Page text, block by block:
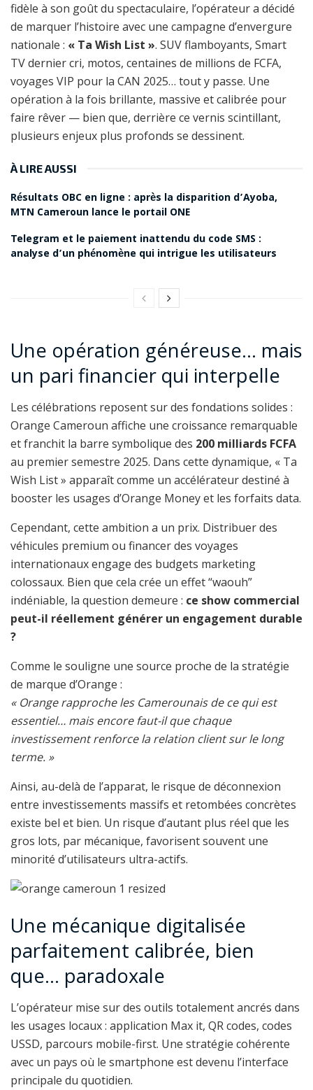
fidèle à son goût du spectaculaire, l’opérateur a décidé
de marquer l’histoire avec une campagne d’envergure
nationale : « Ta Wish List ». SUV flamboyants, Smart
TV dernier cri, motos, centaines de millions de FCFA,
voyages VIP pour la CAN 2025… tout y passe. Une
opération à la fois brillante, massive et calibrée pour
faire rêver — bien que, derrière ce vernis scintillant,
plusieurs enjeux plus profonds se dessinent.
À LIRE AUSSI
Résultats OBC en ligne : après la disparition d’Ayoba,
MTN Cameroun lance le portail ONE
Telegram et le paiement inattendu du code SMS :
analyse d’un phénomène qui intrigue les utilisateurs
Une opération généreuse… mais
un pari financier qui interpelle
Les célébrations reposent sur des fondations solides :
Orange Cameroun affiche une croissance remarquable
et franchit la barre symbolique des 200 milliards FCFA
au premier semestre 2025. Dans cette dynamique, « Ta
Wish List » apparaît comme un accélérateur destiné à
booster les usages d’Orange Money et les forfaits data.
Cependant, cette ambition a un prix. Distribuer des
véhicules premium ou financer des voyages
internationaux engage des budgets marketing
colossaux. Bien que cela crée un effet “waouh”
indéniable, la question demeure : ce show commercial
peut-il réellement générer un engagement durable
?
Comme le souligne une source proche de la stratégie
de marque d’Orange :
« Orange rapproche les Camerounais de ce qui est
essentiel… mais encore faut-il que chaque
investissement renforce la relation client sur le long
terme. »
Ainsi, au-delà de l’apparat, le risque de déconnexion
entre investissements massifs et retombées concrètes
existe bel et bien. Un risque d’autant plus réel que les
gros lots, par mécanique, favorisent souvent une
minorité d’utilisateurs ultra-actifs.
Une mécanique digitalisée
parfaitement calibrée, bien
que… paradoxale
L’opérateur mise sur des outils totalement ancrés dans
les usages locaux : application Max it, QR codes, codes
USSD, parcours mobile-first. Une stratégie cohérente
avec un pays où le smartphone est devenu l’interface
principale du quotidien.